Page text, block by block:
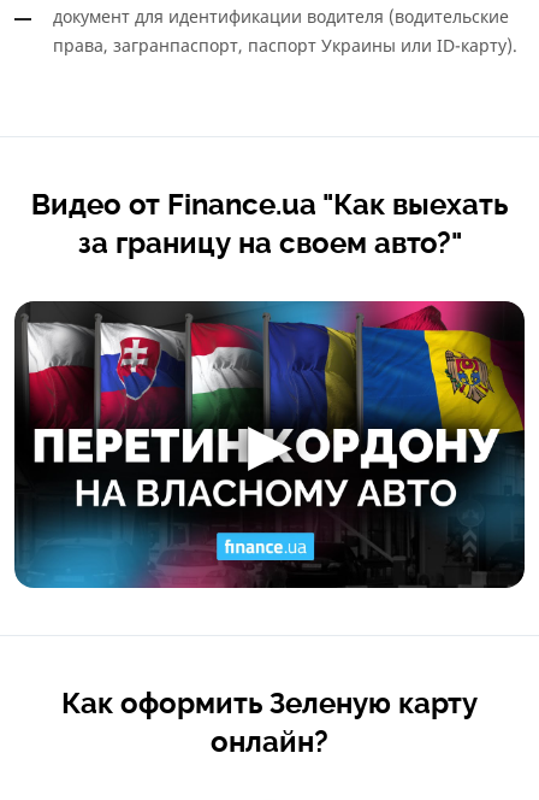
документ для идентификации водителя (водительские
права, загранпаспорт, паспорт Украины или ID-карту).
Видео от Finance.ua "Как выехать
за границу на своем авто?"
Как оформить Зеленую карту
онлайн?